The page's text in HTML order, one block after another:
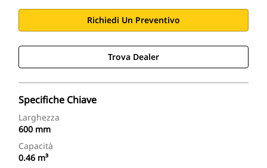
Richiedi Un Preventivo
Trova Dealer
Specifiche Chiave
Larghezza
600 mm
Capacità
0.46 m³